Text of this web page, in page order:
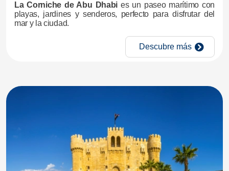
La Corniche de Abu Dhabies un paseo marítimo con
playas, jardines y senderos, perfecto para disfrutar del
mar y la ciudad.
Descubre más